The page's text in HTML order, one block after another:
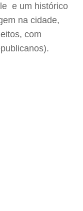
 e um histórico
na cidade,
com